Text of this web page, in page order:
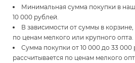
Минимальная сумма покупки в
10 000 рублей.
В зависимости от суммы в корзине,
по ценам мелкого или крупного опта.
Сумма покупки от 10 000 до 33 000
рассчитывается по ценам мелкого